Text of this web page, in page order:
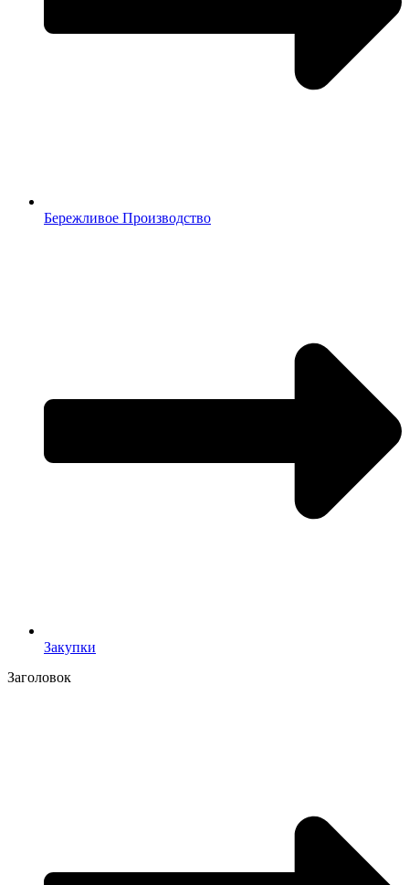
Бережливое Производство
Закупки
Заголовок